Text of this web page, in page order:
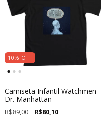
10% OFF
Camiseta Infantil Watchmen -
Dr. Manhattan
R$89,00 R$80,10